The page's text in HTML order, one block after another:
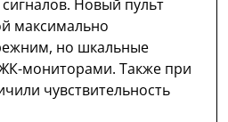
Новый пульт
максимально
но шкальные
мониторами. Также при
чувствительность